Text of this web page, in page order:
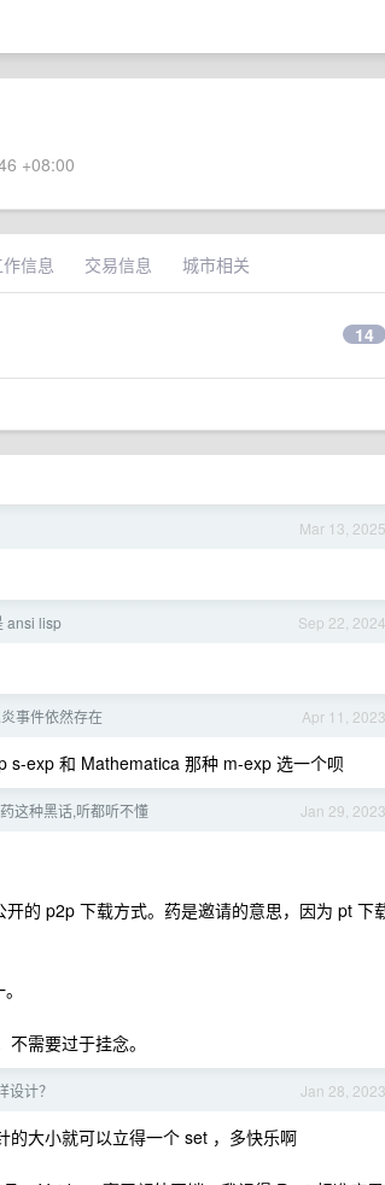
+08:00
作信息 交易信息 城市相关
14
Mar 13, 2025
Sep 22, 2024
ansi lisp
Apr 11, 2023
事件依然存在
s-exp 和 Mathematica 那种 m-exp 选一个呗
Jan 29, 2023
这种黑话,听都听不懂
的 p2p 下载方式。药是邀请的意思，因为 pt 下
需要过于挂念。
Jan 28, 2023
计？
的大小就可以立得一个 set ，多快乐啊